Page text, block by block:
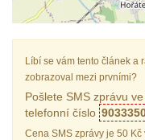
Líbí se vám tento článek a
zobrazoval mezi prvními?
Pošlete SMS zprávu
telefonní číslo
Cena SMS zprávy je 50